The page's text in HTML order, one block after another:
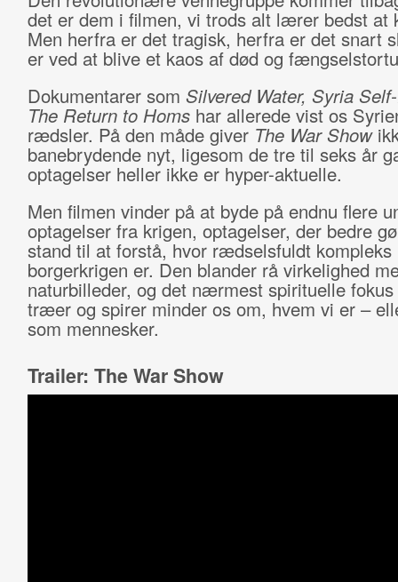
det er dem i filmen, vi trods alt lærer bedst at
Men herfra er det tragisk, herfra er det snart
er ved at blive et kaos af død og
Dokumentarer som Silvered Water, Syria
The Return to Homshar allerede vist os
rædsler. På den måde giver The War Show
banebrydende nyt, ligesom de tre til seks år
optagelser heller ikke er hyper-aktuelle.
Men filmen vinder på at byde på endnu flere
optagelser fra krigen, optagelser, der bedre
stand til at forstå, hvor rædselsfuldt kompleks
borgerkrigen er. Den blander rå virkelighed
naturbilleder, og det nærmest spirituelle fokus
træer og spirer minder os om, hvem vi er –
som mennesker.
Trailer: The War Show